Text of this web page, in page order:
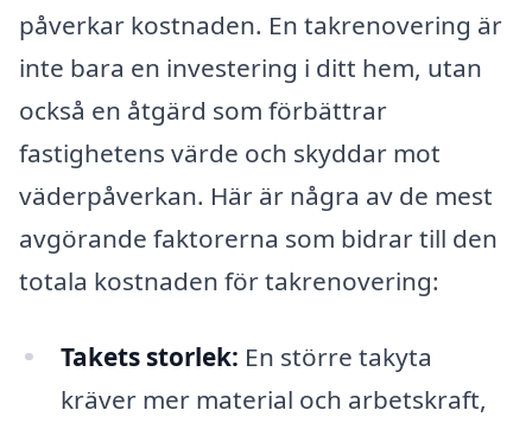
påverkar kostnaden. En takrenovering är
inte bara en investering i ditt hem, utan
också en åtgärd som förbättrar
fastighetens värde och skyddar mot
väderpåverkan. Här är några av de mest
avgörande faktorerna som bidrar till den
totala kostnaden för takrenovering:
Takets storlek: En större takyta
kräver mer material och arbetskraft,